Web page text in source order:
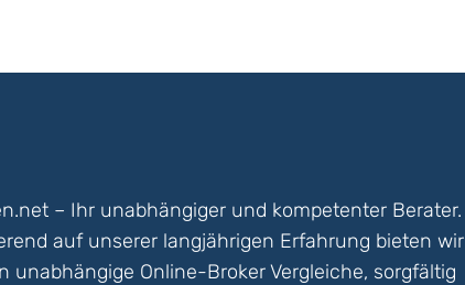
– Ihr unabhängiger und kompetenter Berater.
auf unserer langjährigen Erfahrung bieten wir
unabhängige Online-Broker Vergleiche, sorgfältig